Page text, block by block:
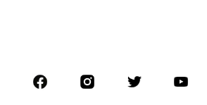
Akcesoria
Premium